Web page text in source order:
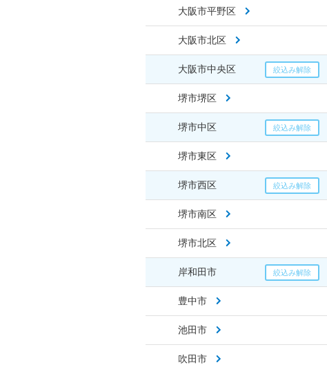
大阪市平野区
大阪市北区
大阪市中央区
堺市堺区
堺市中区
堺市東区
堺市西区
堺市南区
堺市北区
岸和田市
豊中市
池田市
吹田市